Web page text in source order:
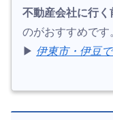
不動産会社に行
のがおすすめです
▶︎ 伊東市・伊豆